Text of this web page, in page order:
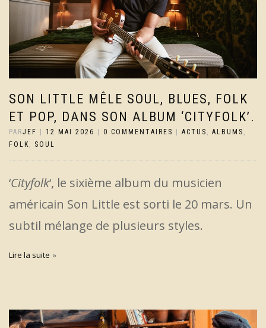
SON LITTLE MÊLE SOUL, BLUES, FOLK
ET POP, DANS SON ALBUM ‘CITYFOLK’.
PARJEF 12 MAI 2026 0 COMMENTAIRES ACTUS , ALBUMS ,
FOLK, SOUL
‘Cityfolk‘, le sixième album du musicien
américain Son Little est sorti le 20 mars. Un
subtil mélange de plusieurs styles.
Lire la suite